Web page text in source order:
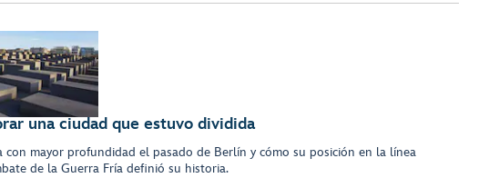
una ciudad que estuvo dividida
con mayor profundidad el pasado de Berlín y cómo su posición en la línea
de la Guerra Fría definió su historia.